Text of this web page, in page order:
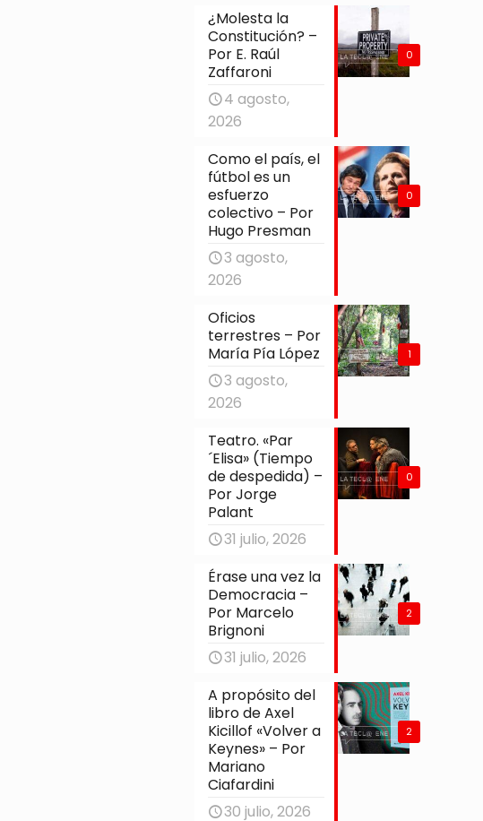
0
¿Molesta la
Constitución? –
Por E. Raúl
Zaffaroni
4 agosto,
2026
0
Como el país, el
fútbol es un
esfuerzo
colectivo – Por
Hugo Presman
3 agosto,
2026
1
Oficios
terrestres – Por
María Pía López
3 agosto,
2026
0
Teatro. «Par
´Elisa» (Tiempo
de despedida) –
Por Jorge
Palant
31 julio, 2026
2
Érase una vez la
Democracia –
Por Marcelo
Brignoni
31 julio, 2026
2
A propósito del
libro de Axel
Kicillof «Volver a
Keynes» – Por
Mariano
Ciafardini
30 julio, 2026